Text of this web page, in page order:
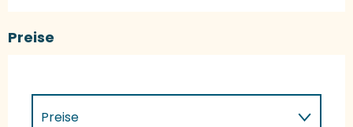
Preise
Preise